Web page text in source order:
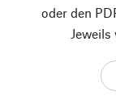
oder den